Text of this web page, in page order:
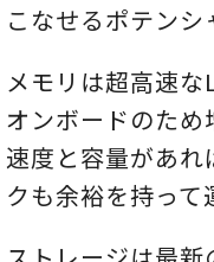
こなせるポテンシ
メモリは超高速な
オンボードのた
速度と容量があ
クも余裕を持って